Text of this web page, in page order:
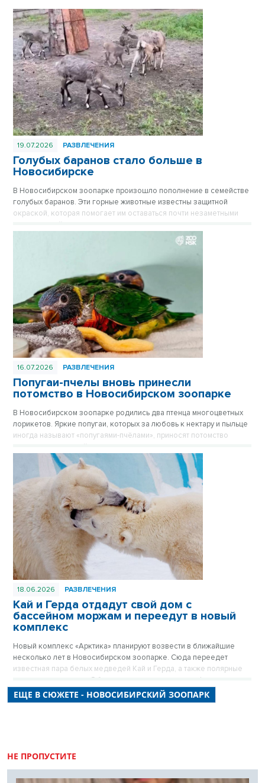
19.07.2026 РАЗВЛЕЧЕНИЯ
Голубых баранов стало больше в
Новосибирске
В Новосибирском зоопарке произошло пополнение в семействе
голубых баранов. Эти горные животные известны защитной
окраской, которая помогает им оставаться почти незаметными
16.07.2026 РАЗВЛЕЧЕНИЯ
Попугаи-пчелы вновь принесли
потомство в Новосибирском зоопарке
В Новосибирском зоопарке родились два птенца многоцветных
лорикетов. Яркие попугаи, которых за любовь к нектару и пыльце
иногда называют «попугаями-пчёлами», приносят потомство
18.06.2026 РАЗВЛЕЧЕНИЯ
Кай и Герда отдадут свой дом с
бассейном моржам и переедут в новый
комплекс
Новый комплекс «Арктика» планируют возвести в ближайшие
несколько лет в Новосибирском зоопарке. Сюда переедет
известная пара белых медведей Кай и Герда, а также полярные
совы, волки и песцы. Об этом рассказал в прямом эфире
«Новосибирских новостей» директор Новосибирского зоопарка
Андрей Шило.
ЕЩЕ В СЮЖЕТЕ - НОВОСИБИРСКИЙ ЗООПАРК
НЕ ПРОПУСТИТЕ